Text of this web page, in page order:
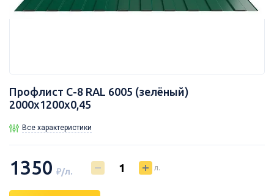
Профлист С-8 RAL 6005 (зелёный)
2000х1200х0,45
Все характеристики
1350 ₽/л. л.